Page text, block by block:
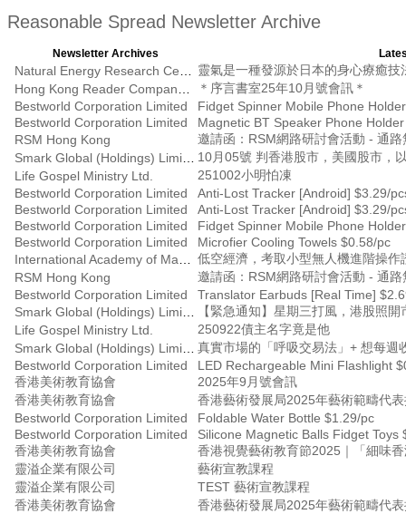
Reasonable Spread Newsletter Archive
Newsletter Archives
靈氣是一種發源於日本的身心療癒技
＊序言書室25年10月號會訊＊
Bestworld Corporation Limited
Fidget Spinner Mobile Phone
Bestworld Corporation Limited
Magnetic BT Speaker Phone
RSM Hong Kong
10月05號 判香港股市，美國股市，
Life Gospel Ministry Ltd.
251002小明怕凍
Bestworld Corporation Limited
Anti-Lost Tracker [Android] $3.29/
Bestworld Corporation Limited
Anti-Lost Tracker [Android] $3.29/
Bestworld Corporation Limited
Fidget Spinner Mobile Phone
Bestworld Corporation Limited
Microfier Cooling Towels $0.58/pc
低空經濟，考取小型無人機進階操
RSM Hong Kong
Bestworld Corporation Limited
Translator Earbuds [Real Time]
【緊急通知】星期三打風，港股照
Life Gospel Ministry Ltd.
250922債主名字竟是他
真實市場的「呼吸交易法」+ 想每週
Bestworld Corporation Limited
LED Rechargeable Mini Flashlight
香港美術教育協會
2025年9月號會訊
香港美術教育協會
Bestworld Corporation Limited
Foldable Water Bottle $1.29/pc
Bestworld Corporation Limited
Silicone Magnetic Balls Fidget Toys
香港美術教育協會
香港視覺藝術教育節2025｜「細味
靈溢企業有限公司
藝術宣教課程
靈溢企業有限公司
TEST 藝術宣教課程
香港美術教育協會